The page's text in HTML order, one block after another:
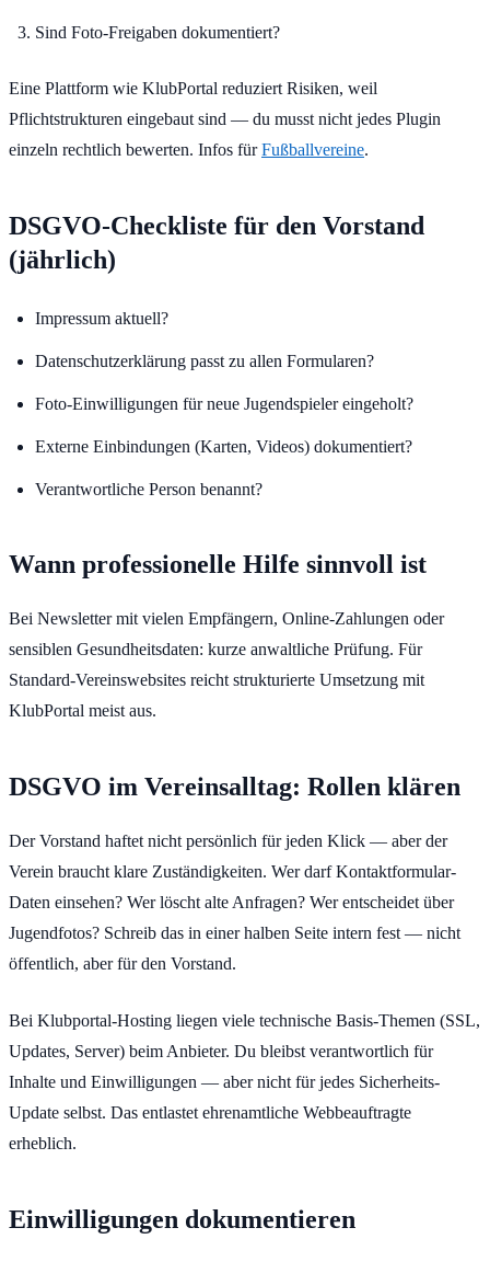
Sind Foto-Freigaben dokumentiert?
Eine Plattform wie KlubPortal reduziert Risiken, weil
Pflichtstrukturen eingebaut sind — du musst nicht jedes Plugin
einzeln rechtlich bewerten. Infos fürFußballvereine.
DSGVO-Checkliste für den Vorstand
(jährlich)
Impressum aktuell?
Datenschutzerklärung passt zu allen Formularen?
Foto-Einwilligungen für neue Jugendspieler eingeholt?
Externe Einbindungen (Karten, Videos) dokumentiert?
Verantwortliche Person benannt?
Wann professionelle Hilfe sinnvoll ist
Bei Newsletter mit vielen Empfängern, Online-Zahlungen oder
sensiblen Gesundheitsdaten: kurze anwaltliche Prüfung. Für
Standard-Vereinswebsites reicht strukturierte Umsetzung mit
KlubPortal meist aus.
DSGVO im Vereinsalltag: Rollen klären
Der Vorstand haftet nicht persönlich für jeden Klick — aber der
Verein braucht klare Zuständigkeiten. Wer darf Kontaktformular-
Daten einsehen? Wer löscht alte Anfragen? Wer entscheidet über
Jugendfotos? Schreib das in einer halben Seite intern fest — nicht
öffentlich, aber für den Vorstand.
Bei Klubportal-Hosting liegen viele technische Basis-Themen (SSL,
Updates, Server) beim Anbieter. Du bleibst verantwortlich für
Inhalte und Einwilligungen — aber nicht für jedes Sicherheits-
Update selbst. Das entlastet ehrenamtliche Webbeauftragte
erheblich.
Einwilligungen dokumentieren